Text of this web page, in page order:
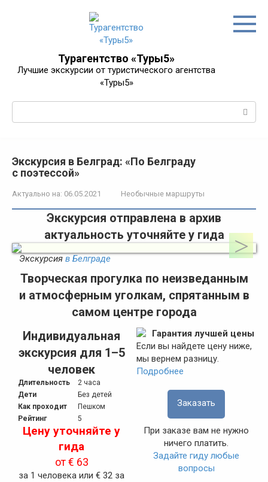
Турагентство «Туры5»
Лучшие экскурсии от туристического агентства
«Туры5»
Экскурсия в Белград: «По Белграду
с поэтессой»
Актуально на: 06.05.2021 Необычные маршруты
Экскурсия отправлена в архив
актуальность уточняйте у гида
Экскурсияв Белграде
Творческая прогулка по неизведанным
и атмосферным уголкам, спрятанным в
самом центре города
Индивидуальная
экскурсия для 1–5
человек
Длительность
2 часа
Дети
Без детей
Как проходит
Пешком
Рейтинг
5
Цену уточняйте у
гида
от€ 63
за 1 человека или € 32 за
Гарантия лучшей цены
Если вы найдете цену ниже,
мы вернем разницу.
Подробнее
Заказать
При заказе вам не нужно
ничего платить.
Задайте гиду любые
вопросы